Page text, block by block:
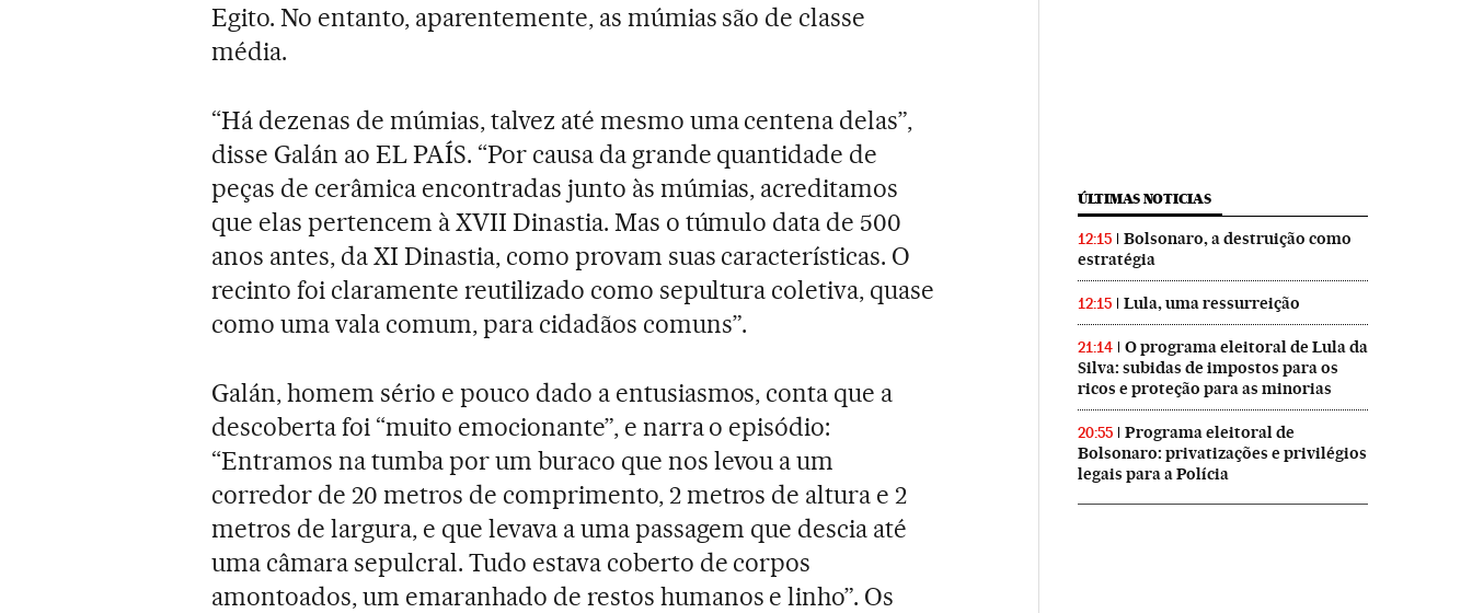
Egito. No entanto, aparentemente, as múmias são de classe
média.
“Há dezenas de múmias, talvez até mesmo uma centena delas”,
disse Galán ao EL PAÍS. “Por causa da grande quantidade de
peças de cerâmica encontradas junto às múmias, acreditamos
que elas pertencem à XVII Dinastia. Mas o túmulo data de 500
anos antes, da XI Dinastia, como provam suas características. O
recinto foi claramente reutilizado como sepultura coletiva, quase
como uma vala comum, para cidadãos comuns”.
Galán, homem sério e pouco dado a entusiasmos, conta que a
descoberta foi “muito emocionante”, e narra o episódio:
“Entramos na tumba por um buraco que nos levou a um
corredor de 20 metros de comprimento, 2 metros de altura e 2
metros de largura, e que levava a uma passagem que descia até
uma câmara sepulcral. Tudo estava coberto de corpos
amontoados, um emaranhado de restos humanos e linho”. Os
ÚLTIMAS NOTICIAS
12:15
Bolsonaro, a destruição como
estratégia
12:15 Lula, uma ressurreição
21:14
O programa eleitoral de Lula da
Silva: subidas de impostos para os
ricos e proteção para as minorias
20:55
Programa eleitoral de
Bolsonaro: privatizações e privilégios
legais para a Polícia